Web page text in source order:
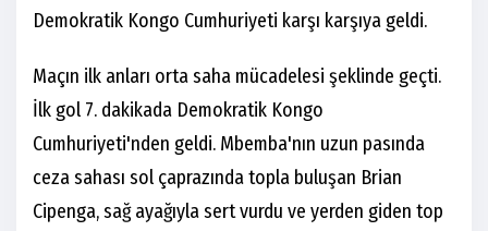
Demokratik Kongo Cumhuriyeti karşı karşıya geldi.
Maçın ilk anları orta saha mücadelesi şeklinde geçti.
İlk gol 7. dakikada Demokratik Kongo
Cumhuriyeti'nden geldi. Mbemba'nın uzun pasında
ceza sahası sol çaprazında topla buluşan Brian
Cipenga, sağ ayağıyla sert vurdu ve yerden giden top